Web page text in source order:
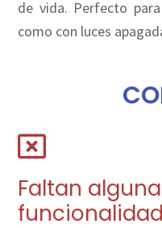
de vida. Perfecto
como con luces
Faltan